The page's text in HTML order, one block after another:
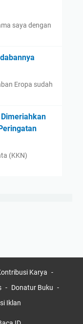
saya dengan
Eropa sudah
(KKN)
Karya
Donatur Buku
Iklan